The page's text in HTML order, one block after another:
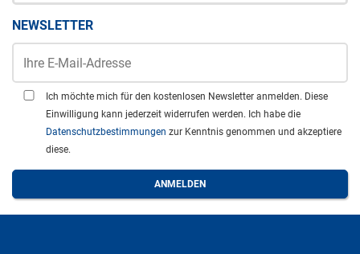
NEWSLETTER
Ich möchte mich für den kostenlosen Newsletter anmelden. Diese
Einwilligung kann jederzeit widerrufen werden. Ich habe die
Datenschutzbestimmungen zur Kenntnis genommen und akzeptiere
diese.